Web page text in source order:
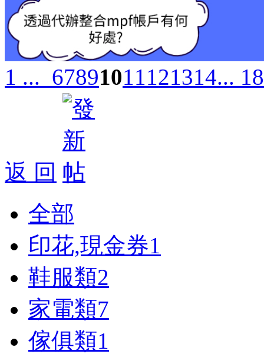
1 ... 67891011121314... 18
返 回
全部
印花,現金券1
鞋服類2
家電類7
傢俱類1